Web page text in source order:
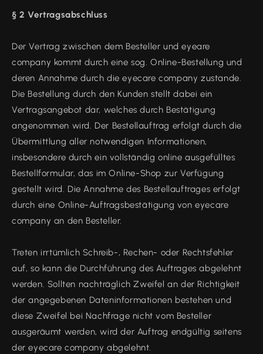
§ 2 Vertragsabschluss
Der Vertrag zwischen dem Besteller und eyeare
company kommt durch eine sog. Online-Bestellung und
deren Annahme durch die eyecare company zustande.
Die Bestellung durch den Kunden stellt dabei ein
Vertragsangebot dar, welches durch Bestätigung
angenommen wird. Der Bestellauftrag erfolgt durch die
Übermittlung aller notwendigen Informationen,
insbesondere durch ein vollständig online ausgefülltes
Bestellformular, das im Online-Shop zur Verfügung
gestellt wird. Die Annahme des Bestellauftrages erfolgt
durch eine Online-Auftragsbestätigung von eyecare
company an den Besteller.
Treten irrtümlich Schreib-, Rechen- oder Rechtsfehler
auf, so kann die Durchführung des Auftrages abgelehnt
werden. Sollten nachträglich Zweifel an der Richtigkeit
der angegebenen Dateninformationen bestehen und
diese Zweifel bei Nachfrage nicht vom Besteller
ausgeräumt werden, wird der Auftrag endgültig seitens
der eyecare company abgelehnt.